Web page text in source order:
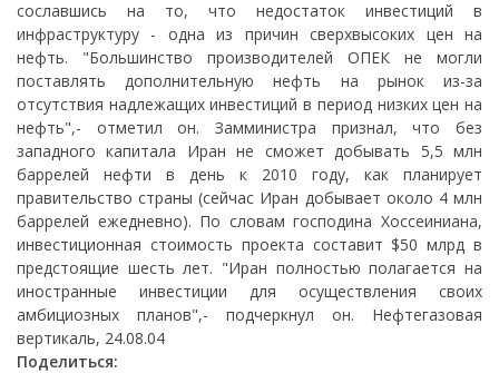
сославшись на то, что недостаток инвестиций в
инфраструктуру - одна из причин сверхвысоких цен на
нефть. "Большинство производителей ОПЕК не могли
поставлять дополнительную нефть на рынок из-за
отсутствия надлежащих инвестиций в период низких цен на
нефть",- отметил он. Замминистра признал, что без
западного капитала Иран не сможет добывать 5,5 млн
баррелей нефти в день к 2010 году, как планирует
правительство страны (сейчас Иран добывает около 4 млн
баррелей ежедневно). По словам господина Хоссеиниана,
инвестиционная стоимость проекта составит $50 млрд в
предстоящие шесть лет. "Иран полностью полагается на
иностранные инвестиции для осуществления своих
амбициозных планов",- подчеркнул он. Нефтегазовая
вертикаль, 24.08.04
Поделиться: